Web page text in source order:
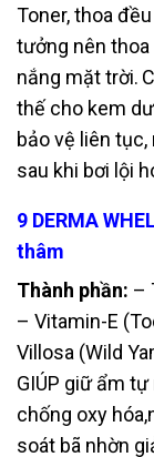
Toner, thoa
tưởng nên
nắng mặt trời.
thế cho kem
bảo vệ liên
sau khi bơi lội
9 DERMA
thâm
Thành phần: –
– Vitamin-E
Villosa (Wild
GIÚP giữẩm tự
chống oxy
soát bã nhờn